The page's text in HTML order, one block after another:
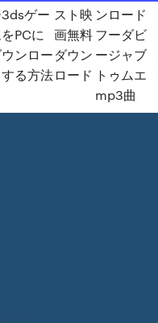
ゲー
をPCに
ンロー
する方法
スト映
画無料
ダウン
ロード
ンロード
フーダビ
ージャブ
トゥムエ
mp3曲